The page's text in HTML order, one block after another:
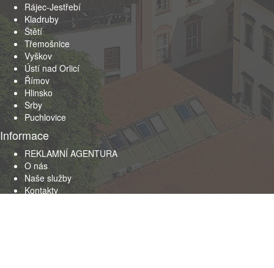
Rájec-Jestřebí
Kladruby
Štětí
Třemošnice
Vyškov
Ústí nad Orlicí
Římov
Hlinsko
Srby
Puchlovice
Informace
REKLAMNÍ AGENTURA
O nás
Naše služby
Kontakty